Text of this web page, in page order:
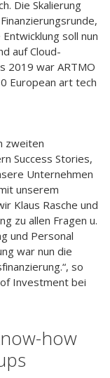
Die Skalierung
soll nun
auf Cloud-
2019 war ARTMO
European art tech
zweiten
Success Stories,
Unternehmen
unserem
Klaus Rasche und
zu allen Fragen u.
und Personal
war nun die
so
Investment bei
how